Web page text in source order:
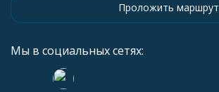
Проложить маршрут
Мы в социальных сетях: